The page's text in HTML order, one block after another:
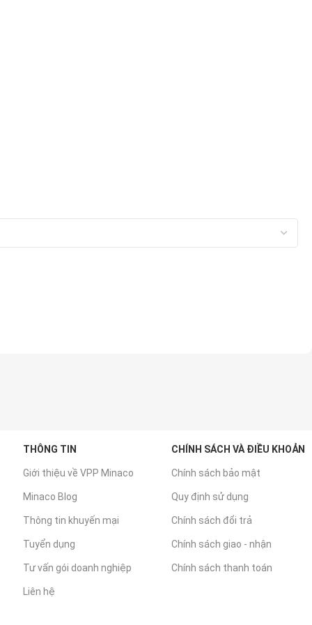
THÔNG TIN
Giới thiệu về VPP Minaco
Minaco Blog
Thông tin khuyến mại
Tuyển dụng
Tư vấn gói doanh nghiệp
Liên hệ
CHÍNH SÁCH VÀ ĐIỀU KHOẢN
Chính sách bảo mật
Quy định sử dụng
Chính sách đổi trả
Chính sách giao - nhận
Chính sách thanh toán